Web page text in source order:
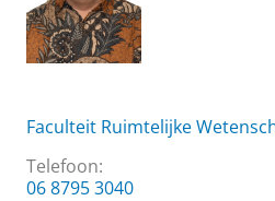
Faculteit Ruimtelijke
Telefoon:
06 8795 3040